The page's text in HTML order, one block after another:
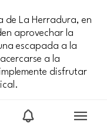
de La Herradura, en
aprovechar la
escapada a la
a la
disfrutar
ofrece
ofertas puntuales y